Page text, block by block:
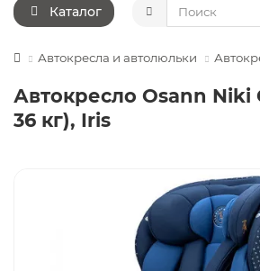
Каталог
Автокресла и автолюльки
Автокресло Osann Niki
36 кг), Iris